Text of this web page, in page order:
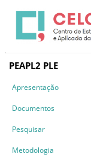
PEAPL2 PLE
Apresentação
Documentos
Pesquisar
Metodologia